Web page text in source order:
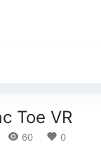
Toe VR
60 0